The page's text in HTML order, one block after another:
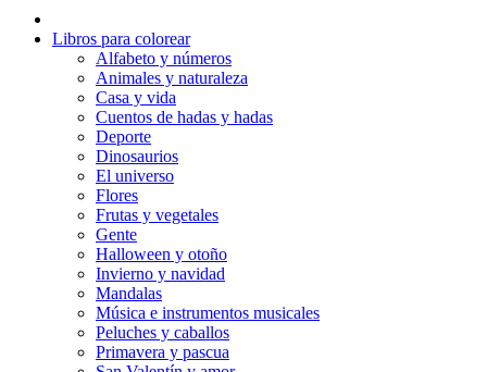
Libros para colorear
Alfabeto y números
Animales y naturaleza
Casa y vida
Cuentos de hadas y hadas
Deporte
Dinosaurios
El universo
Flores
Frutas y vegetales
Gente
Halloween y otoño
Invierno y navidad
Mandalas
Música e instrumentos musicales
Peluches y caballos
Primavera y pascua